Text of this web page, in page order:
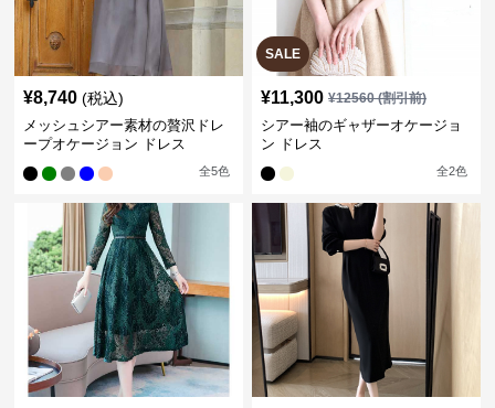
¥8,740 (税込)
メッシュシアー素材の贅沢ドレ
ープオケージョン ドレス
全5色
SALE
¥11,300 ¥12560(割引前)
シアー袖のギャザーオケージョ
ン ドレス
全2色